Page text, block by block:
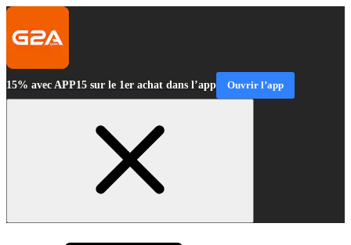
15% avec APP15 sur le 1er achat dans l’app Ouvrir l’app